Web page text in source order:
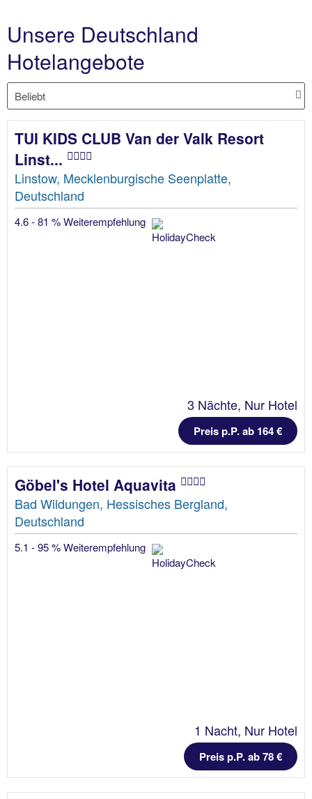
Unsere Deutschland
Hotelangebote
TUI KIDS CLUB Van der Valk Resort
Linst...
Linstow, Mecklenburgische Seenplatte,
Deutschland
4.6 - 81 % Weiterempfehlung
3 Nächte, Nur Hotel
Preis p.P. ab 164 €
Göbel's Hotel Aquavita
Bad Wildungen, Hessisches Bergland,
Deutschland
5.1 - 95 % Weiterempfehlung
1 Nacht, Nur Hotel
Preis p.P. ab 78 €